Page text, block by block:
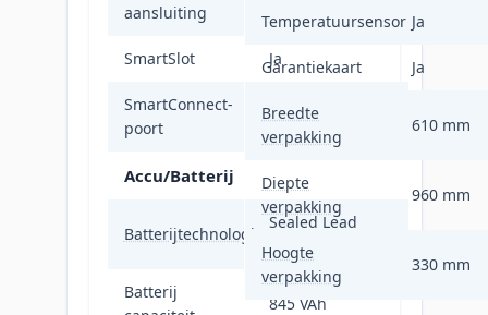
aansluiting
SmartSlot Ja
SmartConnect-
poort
Nee
Accu/Batterij
Batterijtechnologie
Sealed Lead
Acid (VRLA)
Batterij
845 VAh
Temperatuursensor Ja
Garantiekaart Ja
Breedte
verpakking
610 mm
Diepte
verpakking
960 mm
Hoogte
verpakking
330 mm